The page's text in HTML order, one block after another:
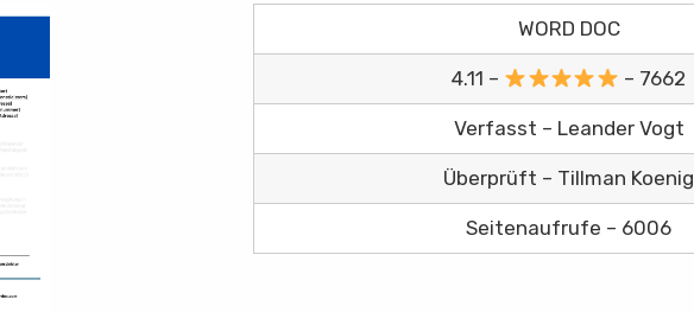
WORD DOC
4.11 – – 7662
Verfasst – Leander Vogt
Überprüft – Tillman Koenig
Seitenaufrufe – 6006